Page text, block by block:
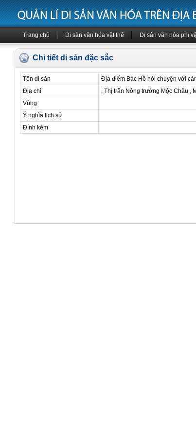
Trang chủ Di sản văn hóa vật thể Di sản văn hóa phi
Chi tiết di sản đặc sắc
Tên di sản
Địa điểm Bác Hồ nói chuyện với
Địa chỉ
, Thị trấn Nông trường Mộc Châu ,
Vùng
Ý nghĩa lịch sử
Đính kèm